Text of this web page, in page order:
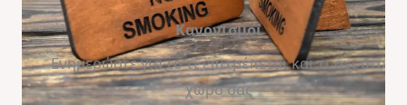
Κανονισμοί
Ενημερώστε για το τι επιτρέπεται και τι όχι στο
χώρο σας